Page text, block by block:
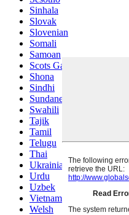
Sinhala
Slovak
Slovenian
Somali
Samoan
Scots Gaelic
Shona
Sindhi
Sundanese
Swahili
Tajik
Tamil
Telugu
Thai
Ukrainian
Urdu
Uzbek
Vietnamese
Welsh